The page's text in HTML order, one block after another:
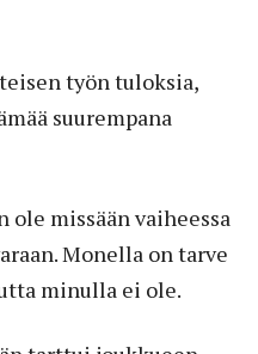
työn tuloksia,
suurempana
ole missään vaiheessa
Monella on tarve
minulla ei ole.